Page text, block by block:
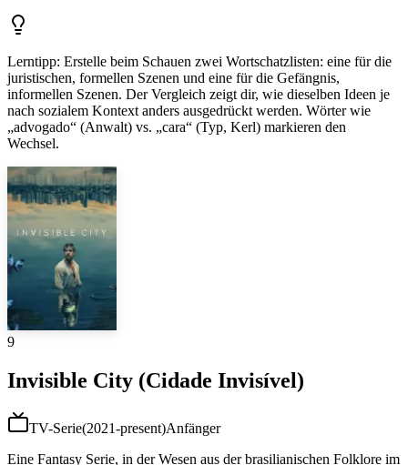
Lerntipp: Erstelle beim Schauen zwei Wortschatzlisten: eine für die
juristischen, formellen Szenen und eine für die Gefängnis,
informellen Szenen. Der Vergleich zeigt dir, wie dieselben Ideen je
nach sozialem Kontext anders ausgedrückt werden. Wörter wie
„advogado“ (Anwalt) vs. „cara“ (Typ, Kerl) markieren den
Wechsel.
9
Invisible City (Cidade Invisível)
TV-Serie(2021-present)Anfänger
Eine Fantasy Serie, in der Wesen aus der brasilianischen Folklore im